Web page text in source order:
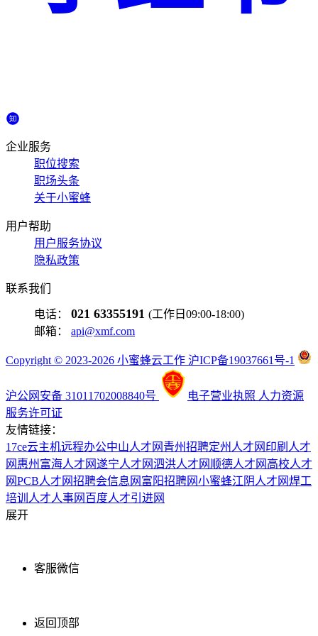
企业服务
职位搜索
职场头条
关于小蜜蜂
用户帮助
用户服务协议
隐私政策
联系我们
电话： 021 63355191 (工作日09:00-18:00)
邮箱： api@xmf.com
Copyright © 2023-2026 小蜜蜂云工作 沪ICP备19037661号-1
沪公网安备 31011702008840号 电子营业执照 人力资源
服务许可证
友情链接：
17ce云主机远程办公中山人才网 青州招聘定州人才网 印刷人才
网 惠州富海人才网遂宁人才网泗洪人才网 顺德人才网 高校人才
网PCB人才网招聘会信息网 富阳招聘网小蜜蜂江阴人才网焊工
培训 人才人事网 百度人才引进网
展开
客服微信
返回顶部